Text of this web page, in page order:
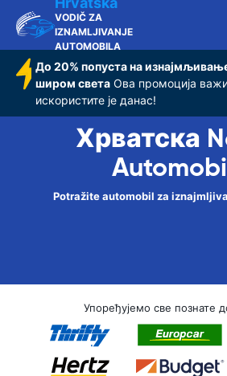
VODIČ ZA
IZNAMLJIVANJE
AUTOMOBILA
До 20% попуста на
широм света Ова промоција
искористите је данас!
Хрватска
Potražite automobil za
Упоређујемо све познате